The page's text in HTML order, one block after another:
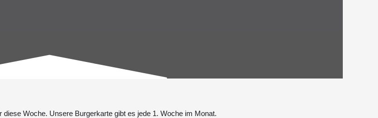
diese Woche. Unsere Burgerkarte gibt es jede 1. Woche im Monat.